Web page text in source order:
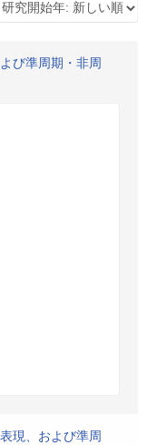
び準周期・非周
現、および準周